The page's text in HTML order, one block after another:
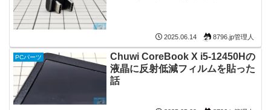
2025.06.14 8796.jp管理人
PCパーツ
Chuwi CoreBook X i5-12450Hの
液晶に反射低減フィルムを貼った
話